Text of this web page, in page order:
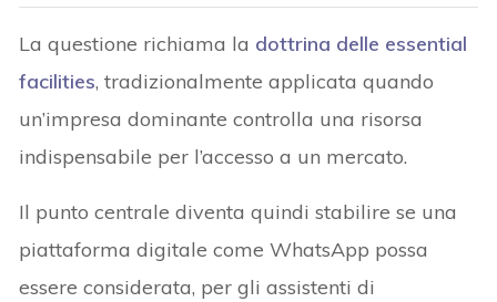
La questione richiama la dottrina delle essential
facilities, tradizionalmente applicata quando
un’impresa dominante controlla una risorsa
indispensabile per l’accesso a un mercato.
Il punto centrale diventa quindi stabilire se una
piattaforma digitale come WhatsApp possa
essere considerata, per gli assistenti di